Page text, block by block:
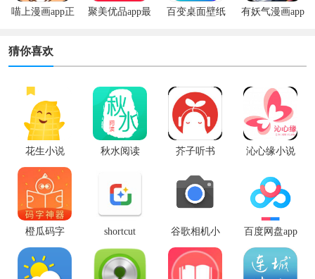
喵上漫画app正
聚美优品app最
百变桌面壁纸
有妖气漫画app
猜你喜欢
花生小说 秋水阅读 芥子听书 沁心缘小说
橙瓜码字
shortcut
maker app中
文版
谷歌相机小
米专用版
百度网盘app
最新版